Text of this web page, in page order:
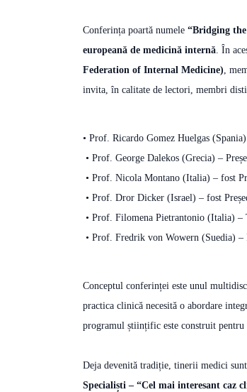
Conferința poartă numele “Bridging
europeană de medicină internă. În
Federation of Internal Medicine),
invita, în calitate de lectori, membri
• Prof. Ricardo Gomez Huelgas
• Prof. George Dalekos (Grecia) –
• Prof. Nicola Montano (Italia) – fost
• Prof. Dror Dicker (Israel) – fost
• Prof. Filomena Pietrantonio (Italia)
• Prof. Fredrik von Wowern (Suedia) –
Conceptul conferinței este unul
practica clinică necesită o abordare
programul științific este construit
Deja devenită tradiție, tinerii medici
Specialiști – “Cel mai interesant caz